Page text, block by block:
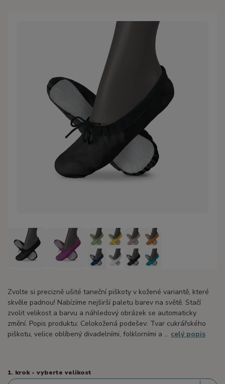
Zvolte si precizně ušité taneční piškoty v kožené variantě, které
skvěle padnou! Nabízíme nejširší paletu barev na světě. Stačí
zvolit velikost a barvu a náhledový obrázek se automaticky
změní. Popis produktu: Celokožená podešev: Tvar cukrářského
piškotu, velice oblíbený divadelními, folklorními a ... celý popis
1. krok - vyberte velikost